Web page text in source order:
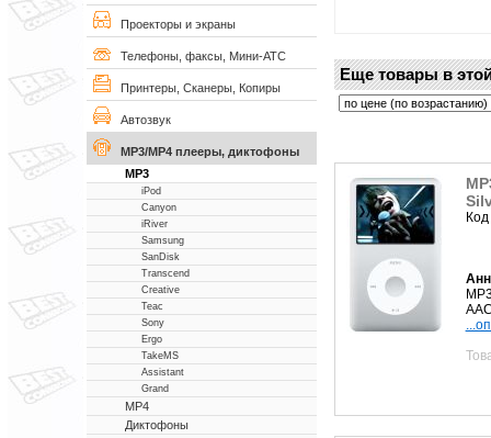
Проекторы и экраны
Телефоны, факсы, Мини-АТС
Принтеры, Сканеры, Копиры
Автозвук
MP3/MP4 плееры, диктофоны
MP3
iPod
Canyon
iRiver
Samsung
SanDisk
Transcend
Creative
Teac
Sony
Ergo
TakeMS
Assistant
Grand
MP4
Диктофоны
Еще товары в